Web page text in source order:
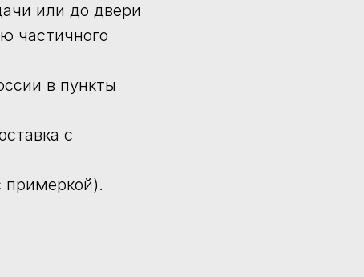
или до двери
частичного
в пункты
с
примеркой).